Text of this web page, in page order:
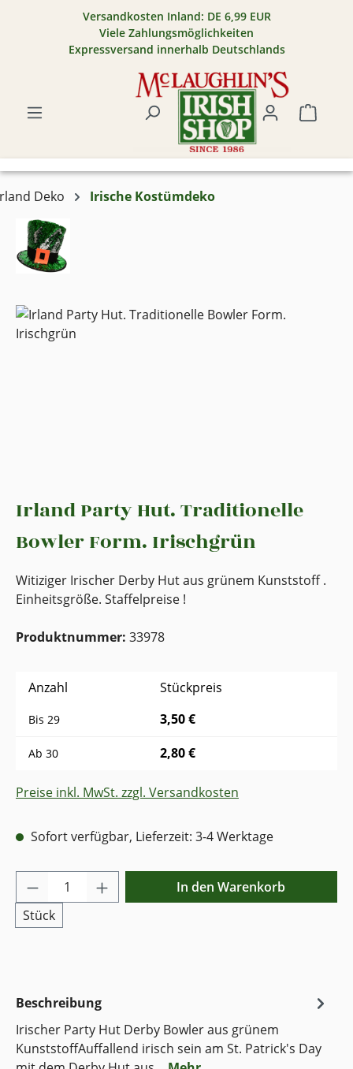
Zum Hauptinhalt springenVersandkosten Inland: DE 6,99 EUR
Viele Zahlungsmöglichkeiten
Expressversand innerhalb Deutschlands
Deko Irische Kostümdeko
Bildergalerie überspringen
Irland Party Hut. Traditionelle
Bowler Form. Irischgrün
Witiziger Irischer Derby Hut aus grünem Kunststoff .
Einheitsgröße. Staffelpreise !
Produktnummer: 33978
Anzahl Stückpreis
Bis 29 3,50 €
Ab 30 2,80 €
Preise inkl. MwSt. zzgl. Versandkosten
Sofort verfügbar, Lieferzeit: 3-4 Werktage
Produkt Anzahl: Gib den gewünschten
Stück
In den Warenkorb
Beschreibung
Irischer Party Hut Derby Bowler aus grünem
KunststoffAuffallend irisch sein am St. Patrick's Day